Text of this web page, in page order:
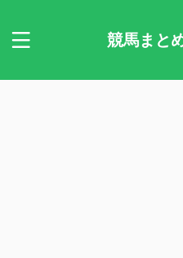
競馬まと